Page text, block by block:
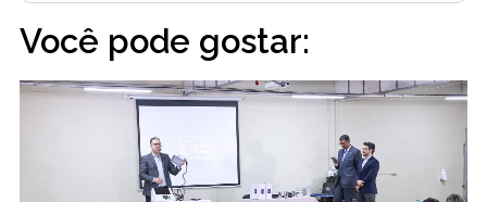
Você pode gostar: